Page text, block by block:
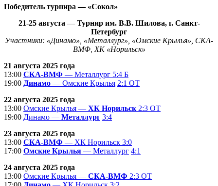
Победитель турнира — «Сокол»
21-25августа— Турнир им. В.В. Шилова, г. Санкт-
Петербург
Участники: «Динамо», «Металлург», «Омские Крылья», СКА-
ВМФ, ХК «Норильск»
21 августа 2025 года
13:00 СКА-ВМФ — Металлург 5:4 Б
19:00 Динамо — Омские Крылья 2:1 ОТ
22 августа 2025 года
13:00 Омские Крылья — ХК Норильск 2:3 ОТ
19:00 Динамо — Металлург 3:4
23 августа 2025 года
13:00 СКА-ВМФ — ХК Норильск 3:0
17:00 Омские Крылья — Металлург 4:1
24 августа 2025 года
13:00 Омские Крылья — СКА-ВМФ 2:3 ОТ